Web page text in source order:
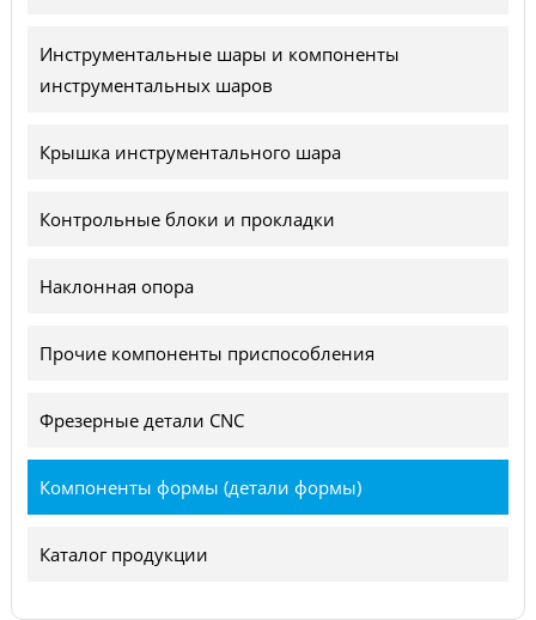
Инструментальные шары и компоненты
инструментальных шаров
Крышка инструментального шара
Контрольные блоки и прокладки
Наклонная опора
Прочие компоненты приспособления
Фрезерные детали CNC
Компоненты формы (детали формы)
Каталог продукции